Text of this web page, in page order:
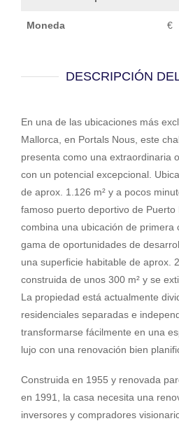
Moneda €
DESCRIPCIÓN
En una de las ubicaciones más
Mallorca, en Portals Nous, este
presenta como una extraordinaria
con un potencial excepcional.
de aprox. 1.126 m² y a pocos
famoso puerto deportivo de
combina una ubicación de primera
gama de oportunidades de
una superficie habitable de aprox.
construida de unos 300 m² y se
La propiedad está actualmente
residenciales separadas e
transformarse fácilmente en una
lujo con una renovación bien
Construida en 1955 y renovada
en 1991, la casa necesita una
inversores y compradores